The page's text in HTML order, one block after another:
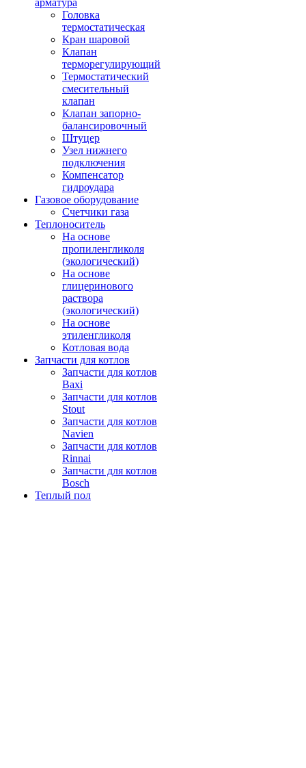
арматура
Головка
термостатическая
Кран шаровой
Клапан
терморегулирующий
Термостатический
смесительный
клапан
Клапан запорно-
балансировочный
Штуцер
Узел нижнего
подключения
Компенсатор
гидроудара
Газовое оборудование
Счетчики газа
Теплоноситель
На основе
пропиленгликоля
(экологический)
На основе
глицеринового
раствора
(экологический)
На основе
этиленгликоля
Котловая вода
Запчасти для котлов
Запчасти для котлов
Baxi
Запчасти для котлов
Stout
Запчасти для котлов
Navien
Запчасти для котлов
Rinnai
Запчасти для котлов
Bosch
Теплый пол